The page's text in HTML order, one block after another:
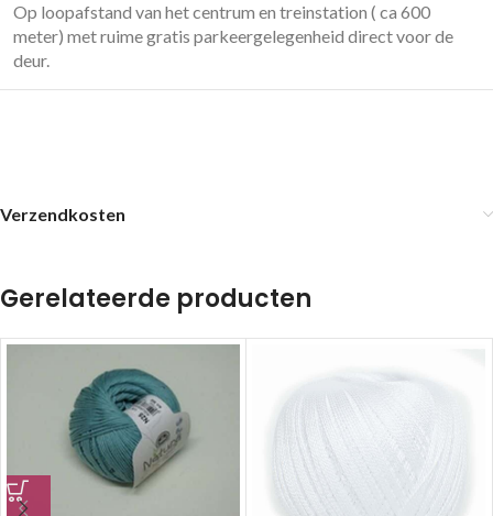
Op loopafstand van het centrum en treinstation ( ca 600
meter) met ruime gratis parkeergelegenheid direct voor de
deur.
Verzendkosten
Gerelateerde producten